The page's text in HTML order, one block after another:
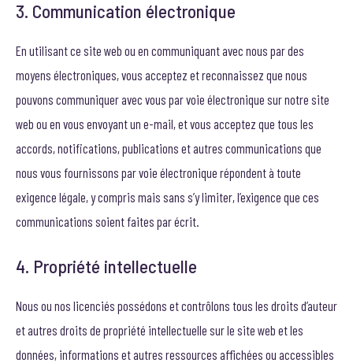
3. Communication électronique
En utilisant ce site web ou en communiquant avec nous par des
moyens électroniques, vous acceptez et reconnaissez que nous
pouvons communiquer avec vous par voie électronique sur notre site
web ou en vous envoyant un e-mail, et vous acceptez que tous les
accords, notifications, publications et autres communications que
nous vous fournissons par voie électronique répondent à toute
exigence légale, y compris mais sans s’y limiter, l’exigence que ces
communications soient faites par écrit.
4. Propriété intellectuelle
Nous ou nos licenciés possédons et contrôlons tous les droits d’auteur
et autres droits de propriété intellectuelle sur le site web et les
données, informations et autres ressources affichées ou accessibles